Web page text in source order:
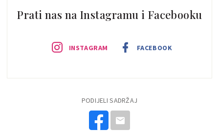
Prati nas na Instagramu i Facebooku
INSTAGRAM FACEBOOK
PODIJELI SADRŽAJ